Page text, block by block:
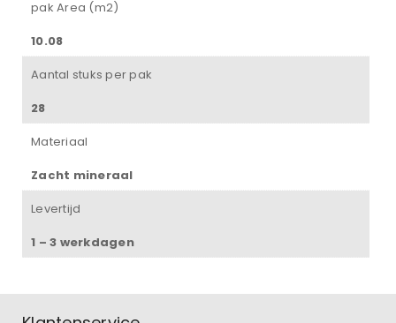
pak Area (m2)
10.08
Aantal stuks per pak
28
Materiaal
Zacht mineraal
Levertijd
1 – 3 werkdagen